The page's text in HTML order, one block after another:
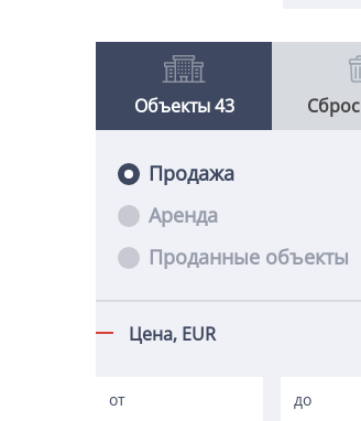
Объекты43
Продажа
Аренда
Проданные объекты
Цена, EUR